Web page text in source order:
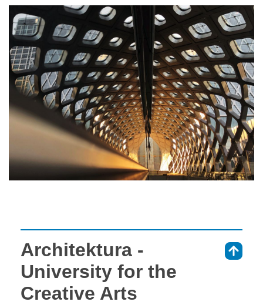
Architektura -
University for the
Creative Arts